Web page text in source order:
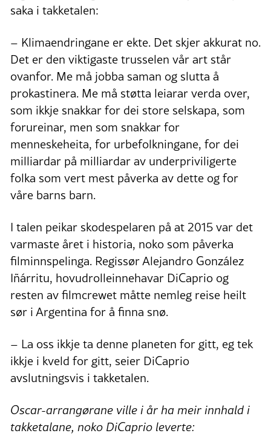
saka i takketalen:
– Klimaendringane er ekte. Det skjer akkurat no.
Det er den viktigaste trusselen vår art står
ovanfor. Me må jobba saman og slutta å
prokastinera. Me må støtta leiarar verda over,
som ikkje snakkar for dei store selskapa, som
forureinar, men som snakkar for
menneskeheita, for urbefolkningane, for dei
milliardar på milliardar av underpriviligerte
folka som vert mest påverka av dette og for
våre barns barn.
I talen peikar skodespelaren på at 2015 var det
varmaste året i historia, noko som påverka
filminnspelinga. Regissør Alejandro González
Iñárritu, hovudrolleinnehavar DiCaprio og
resten av filmcrewet måtte nemleg reise heilt
sør i Argentina for å finna snø.
– La oss ikkje ta denne planeten for gitt, eg tek
ikkje i kveld for gitt, seier DiCaprio
avslutningsvis i takketalen.
Oscar-arrangørane ville i år ha meir innhald i
takketalane, noko DiCaprio leverte: